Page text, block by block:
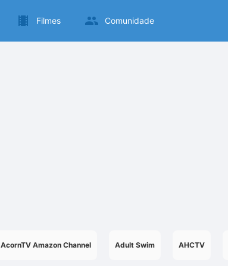
Filmes Comunidade
AcornTV Amazon Channel Adult Swim AHCTV